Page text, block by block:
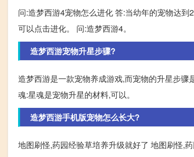
问:造梦西游4宠物怎么进化 答:当幼年的宠物达
可以点击进化。 问:造梦西游4。
造梦西游宠物升星步骤?
造梦西游是一款宠物养成游戏,而宠物的升星步
魂:星魂是宠物升星的材料,可以。
造梦西游手机版宠物怎么长大?
地图刷怪,药园经验草培养升级就好了 地图刷怪,